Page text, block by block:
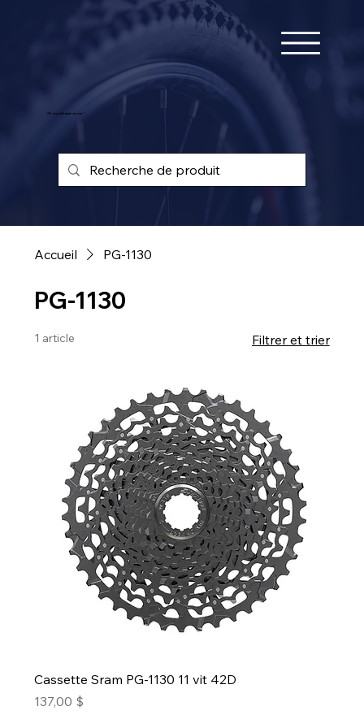
25 ans d'expérience !
Accueil PG-1130
PG-1130
1 article Filtrer et trier
Cassette Sram PG-1130 11 vit 42D
Prix
137,00 $